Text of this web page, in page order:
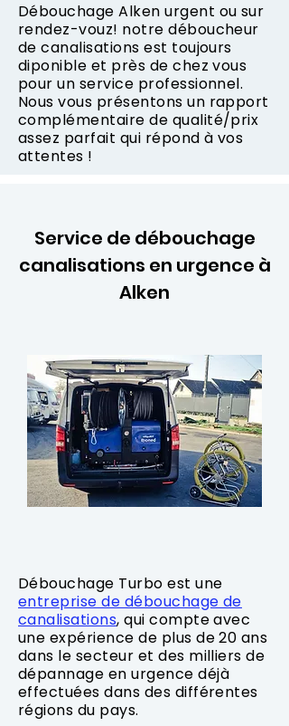
Débouchage Alken urgent ou sur
rendez-vouz! notre déboucheur
de canalisations est toujours
diponible et près de chez vous
pour un service professionnel.
Nous vous présentons un rapport
complémentaire de qualité/prix
assez parfait qui répond à vos
attentes !
Service de débouchage
canalisations en urgence à
Alken
Débouchage Turbo est une
entreprise de débouchage de
canalisations, qui compte avec
une expérience de plus de 20 ans
dans le secteur et des milliers de
dépannage en urgence déjà
effectuées dans des différentes
régions du pays.